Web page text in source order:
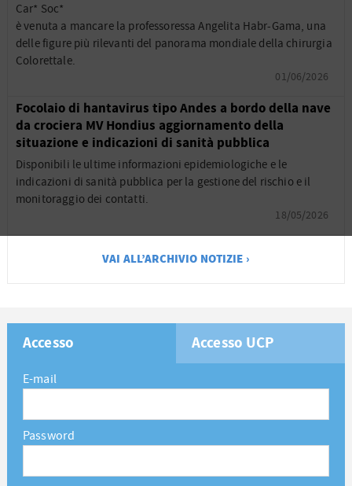
Car* Soc*
è venuta a mancare la professoressa Angelita Habr-Gama, una
delle figure più rilevanti del panorama mondiale della chirurgia
Colorettale.
01/06/2026
Focolaio di hantavirus tipo Andes a bordo della nave
da crociera MV Hondius aggiornamento della
situazione e indicazioni di sanità pubblica
Disponibili le ultime informazioni epidemiologiche e le
indicazioni di sanità pubblica per la gestione del rischio e il
monitoraggio dei contatti.
18/05/2026
VAI ALL’ARCHIVIO NOTIZIE ›
Accesso Accesso UCP
E-mail
Password